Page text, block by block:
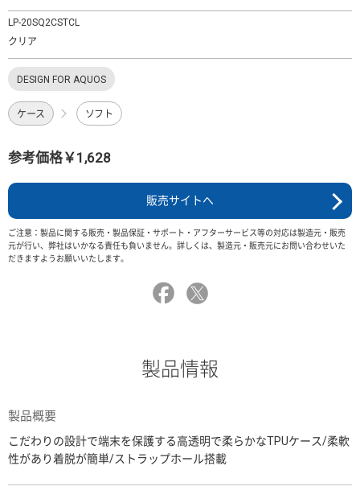
LP-20SQ2CSTCL
クリア
DESIGN FOR AQUOS
ケース ソフト
参考価格￥1,628
販売サイトへ
ご注意：製品に関する販売・製品保証・サポート・アフターサービス等の対応は製造元・販売
元が行い、弊社はいかなる責任も負いません。詳しくは、製造元・販売元にお問い合わせいた
だきますようお願いいたします。
製品情報
製品概要
こだわりの設計で端末を保護する高透明で柔らかなTPUケース/柔軟
性があり着脱が簡単/ストラップホール搭載